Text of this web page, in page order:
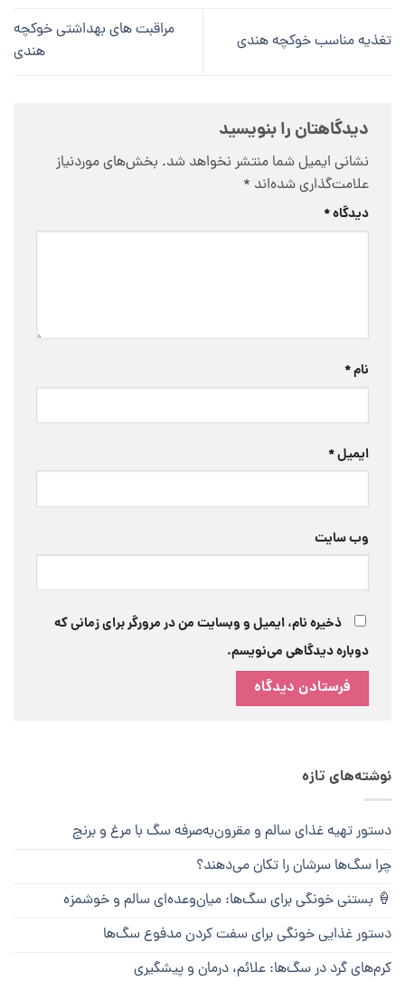
تغذیه مناسب خوکچه هندی
مراقبت های بهداشتی خوکچه
هندی
دیدگاهتان را بنویسید
نشانی ایمیل شما منتشر نخواهد شد. بخش‌های موردنیاز
علامت‌گذاری شده‌اند *
دیدگاه*
نام*
ایمیل*
وب‌ سایت
ذخیره نام، ایمیل و وبسایت من در مرورگر برای زمانی که
دوباره دیدگاهی می‌نویسم.
نوشته‌های تازه
دستور تهیه غذای سالم و مقرون‌به‌صرفه سگ با مرغ و برنج
چرا سگ‌ها سرشان را تکان می‌دهند؟
🍦 بستنی خونگی برای سگ‌ها: میان‌وعده‌ای سالم و خوشمزه
دستور غذایی خونگی برای سفت کردن مدفوع سگ‌ها
کرم‌های گرد در سگ‌ها: علائم، درمان و پیشگیری